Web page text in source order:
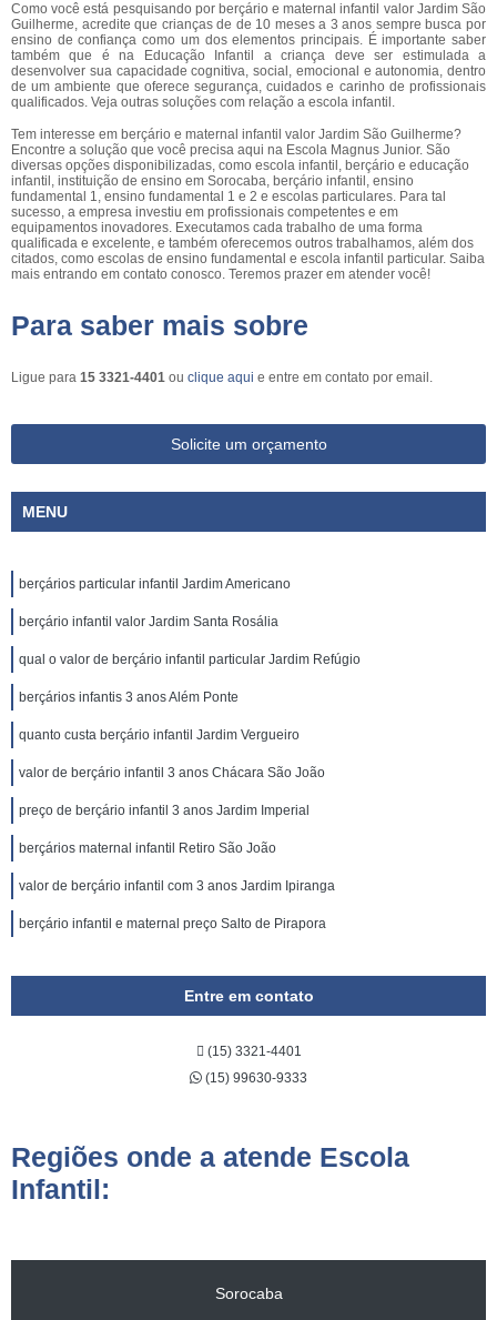
Como você está pesquisando por berçário e maternal infantil valor Jardim São
Guilherme, acredite que crianças de de 10 meses a 3 anos sempre busca por
ensino de confiança como um dos elementos principais. É importante saber
também que é na Educação Infantil a criança deve ser estimulada a
desenvolver sua capacidade cognitiva, social, emocional e autonomia, dentro
de um ambiente que oferece segurança, cuidados e carinho de profissionais
qualificados. Veja outras soluções com relação a escola infantil.
Tem interesse em berçário e maternal infantil valor Jardim São Guilherme?
Encontre a solução que você precisa aqui na Escola Magnus Junior. São
diversas opções disponibilizadas, como escola infantil, berçário e educação
infantil, instituição de ensino em Sorocaba, berçário infantil, ensino
fundamental 1, ensino fundamental 1 e 2 e escolas particulares. Para tal
sucesso, a empresa investiu em profissionais competentes e em
equipamentos inovadores. Executamos cada trabalho de uma forma
qualificada e excelente, e também oferecemos outros trabalhamos, além dos
citados, como escolas de ensino fundamental e escola infantil particular. Saiba
mais entrando em contato conosco. Teremos prazer em atender você!
Para saber mais sobre
Ligue para 15 3321-4401 ou clique aqui e entre em contato por email.
Solicite um orçamento
MENU
berçários particular infantil Jardim Americano
berçário infantil valor Jardim Santa Rosália
qual o valor de berçário infantil particular Jardim Refúgio
berçários infantis 3 anos Além Ponte
quanto custa berçário infantil Jardim Vergueiro
valor de berçário infantil 3 anos Chácara São João
preço de berçário infantil 3 anos Jardim Imperial
berçários maternal infantil Retiro São João
valor de berçário infantil com 3 anos Jardim Ipiranga
berçário infantil e maternal preço Salto de Pirapora
Entre em contato
(15) 3321-4401
(15) 99630-9333
Regiões onde a atende Escola
Infantil:
Sorocaba